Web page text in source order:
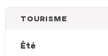
TOURISME
Été